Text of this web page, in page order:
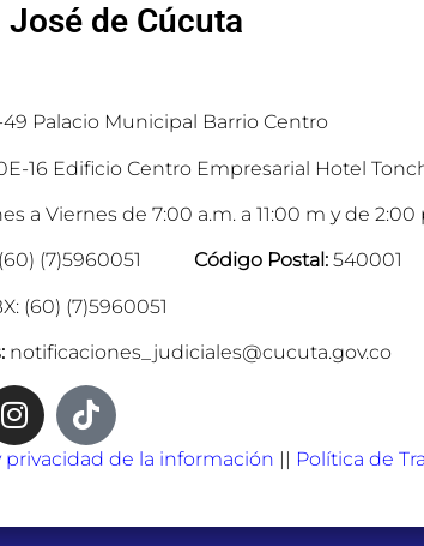
de Cúcuta
49 Palacio Municipal Barrio Centro
16 Edificio Centro Empresarial Hotel
a Viernes de 7:00 a.m. a 11:00 m y de 2:00
(60) (7)5960051 Código Postal: 540001
(60) (7)5960051
notificaciones_judiciales@cucuta.gov.co
de la información || Política de